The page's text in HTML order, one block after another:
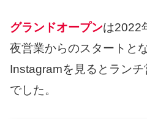
グランドオープンは2022
夜営業からのスタートと
Instagramを見るとランチ
でした。